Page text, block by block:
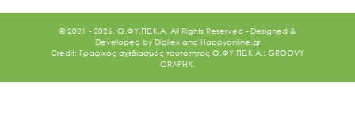
© 2021 - 2026. O.ΦΥ.ΠΕ.Κ.Α. All Rights Reserved - Designed &
Developed by Digilex and Happyonline.gr
Credit: Γραφικός σχεδιασμός ταυτότητας Ο.ΦΥ.ΠΕ.Κ.Α.: GROOVY
GRAPHX.